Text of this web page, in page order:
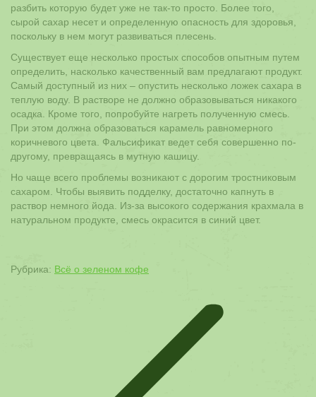
разбить которую будет уже не так-то просто. Более того,
сырой сахар несет и определенную опасность для здоровья,
поскольку в нем могут развиваться плесень.
Существует еще несколько простых способов опытным путем
определить, насколько качественный вам предлагают продукт.
Самый доступный из них – опустить несколько ложек сахара в
теплую воду. В растворе не должно образовываться никакого
осадка. Кроме того, попробуйте нагреть полученную смесь.
При этом должна образоваться карамель равномерного
коричневого цвета. Фальсификат ведет себя совершенно по-
другому, превращаясь в мутную кашицу.
Но чаще всего проблемы возникают с дорогим тростниковым
сахаром. Чтобы выявить подделку, достаточно капнуть в
раствор немного йода. Из-за высокого содержания крахмала в
натуральном продукте, смесь окрасится в синий цвет.
Рубрика: Всё о зеленом кофе